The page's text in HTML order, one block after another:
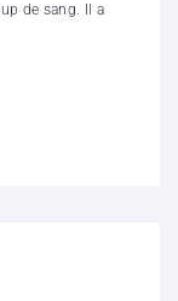
de sang. Il a